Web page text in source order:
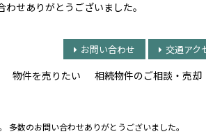
せありがとうございました。
お問い合わせ 交通アク
物件を売りたい 相続物件のご相談・売却
多数のお問い合わせありがとうございました。